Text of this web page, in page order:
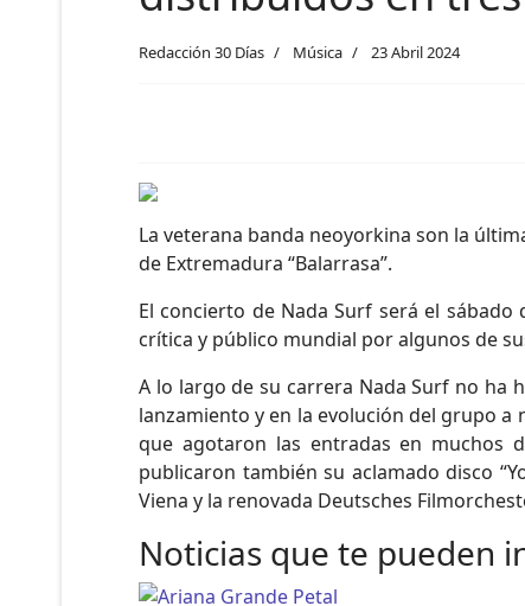
Redacción 30 Días Música 23 Abril 2024
La veterana banda neoyorkina son la
de Extremadura “Balarrasa”.
El concierto de Nada Surf será el
crítica y público mundial por algunos de
A lo largo de su carrera Nada Surf no ha
lanzamiento y en la evolución del grupo a
que agotaron las entradas en muchos
publicaron también su aclamado disco
Viena y la renovada Deutsches
Noticias que te pueden